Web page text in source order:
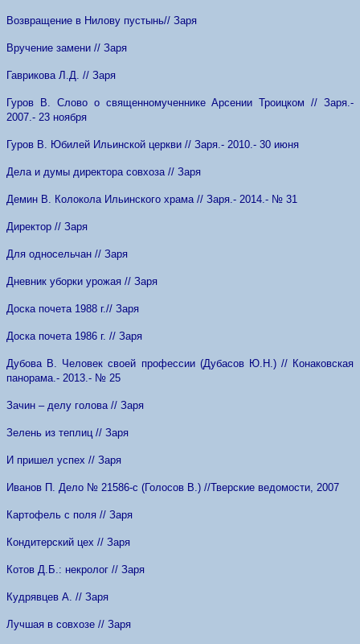
Возвращение в Нилову пустынь// Заря
Вручение замени // Заря
Гаврикова Л.Д. // Заря
Гуров В. Слово о священномученнике Арсении Троицком // Заря.-
2007.- 23 ноября
Гуров В. Юбилей Ильинской церкви // Заря.- 2010.- 30 июня
Дела и думы директора совхоза // Заря
Демин В. Колокола Ильинского храма // Заря.- 2014.- № 31
Директор // Заря
Для односельчан // Заря
Дневник уборки урожая // Заря
Доска почета 1988 г.// Заря
Доска почета 1986 г. // Заря
Дубова В. Человек своей профессии (Дубасов Ю.Н.) // Конаковская
панорама.- 2013.- № 25
Зачин – делу голова // Заря
Зелень из теплиц // Заря
И пришел успех // Заря
Иванов П. Дело № 21586-с (Голосов В.) //Тверские ведомости, 2007
Картофель с поля // Заря
Кондитерский цех // Заря
Котов Д.Б.: некролог // Заря
Кудрявцев А. // Заря
Лучшая в совхозе // Заря